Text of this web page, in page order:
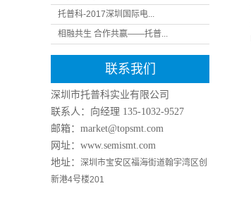
托普科-2017深圳国际电...
相融共生 合作共赢——托普...
联系我们
深圳市托普科实业有限公司
联系人：向经理 135-1032-9527
邮箱：market@topsmt.com
网址：www.semismt.com
地址： 深圳市宝安区福海街道翰宇湾区创
新港4号楼201